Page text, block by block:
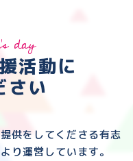
day
活動に
さい
供をしてくださる有志
り運営しています。